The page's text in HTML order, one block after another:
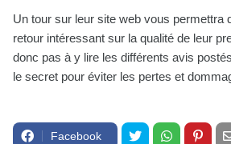
Un tour sur leur site web vous permettra
retour intéressant sur la qualité de leur
donc pas à y lire les différents avis
le secret pour éviter les pertes et
Facebook